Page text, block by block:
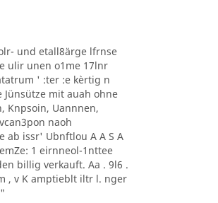
und etall8ärge lfrnse
ulir unen o1me 17lnr
' :ter :e kèrtig n
mit auah ohne
Knpsoin, Uannnen,
naoh
ab issr' Ubnftlou A A S A
1 eirnneol-1nttee
billig verkauft. Aa . 9l6 .
, v K amptieblt iltr l. nger